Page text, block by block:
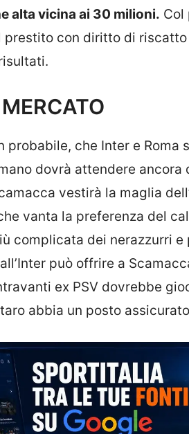
alta vicina ai 30 milioni. Col
prestito con diritto di
probabile, che Inter e Roma
dovrà attendere
vestirà la maglia
vanta la preferenza del
complicata dei nerazzurri
può offrire a
ex PSV dovrebbe
abbia un posto